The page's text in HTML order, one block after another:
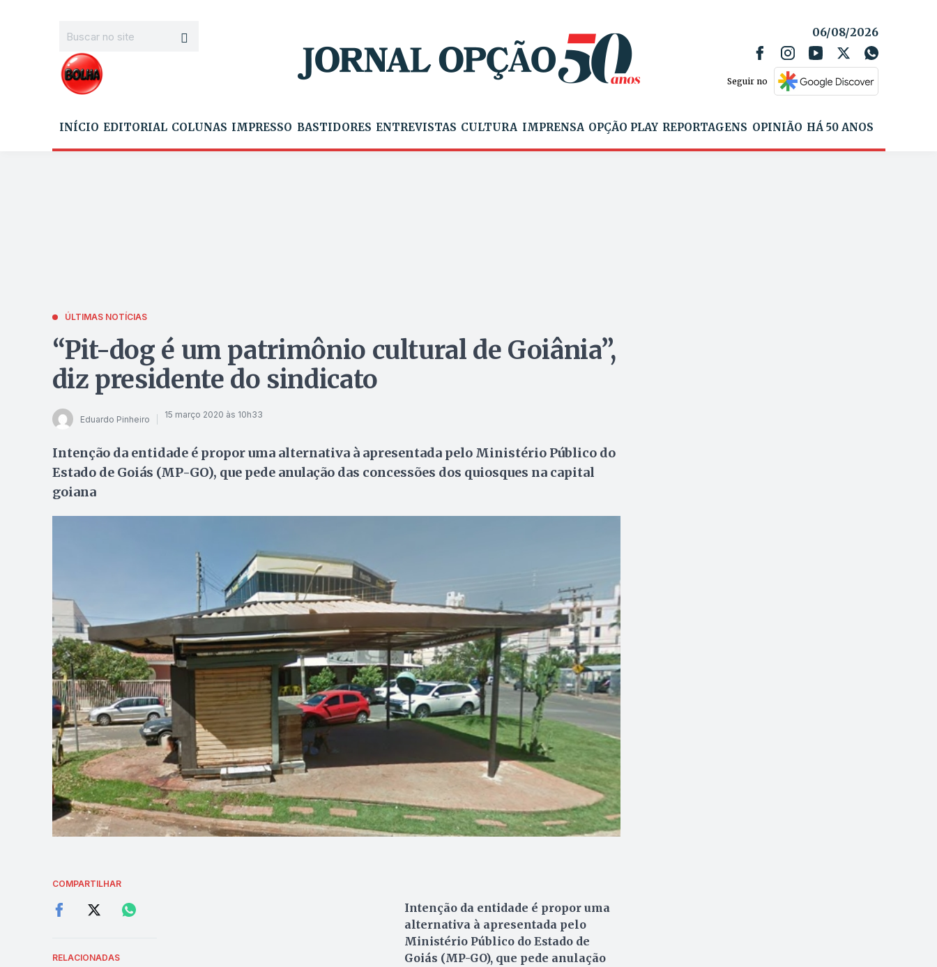
06/08/2026
Seguir no
INÍCIO EDITORIAL COLUNAS IMPRESSO BASTIDORES ENTREVISTAS CULTURA IMPRENSA OPÇÃO PLAY REPORTAGENS OPINIÃO HÁ 50 ANOS
ÚLTIMAS NOTÍCIAS
“Pit-dog é um patrimônio cultural de Goiânia”,
diz presidente do sindicato
Eduardo Pinheiro 15 março 2020 às 10h33
Intenção da entidade é propor uma alternativa à apresentada pelo Ministério Público do
Estado de Goiás (MP-GO), que pede anulação das concessões dos quiosques na capital
goiana
COMPARTILHAR
RELACIONADAS
Intenção da entidade é propor uma
alternativa à apresentada pelo
Ministério Público do Estado de
Goiás (MP-GO), que pede anulação